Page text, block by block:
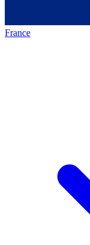
France